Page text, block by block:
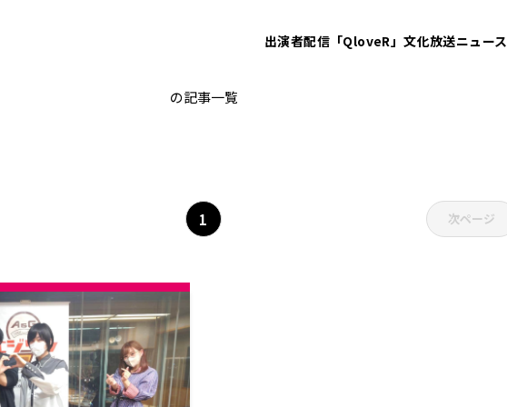
出演者配信「QloveR」文化放送ニュース
の記事一覧
1 次ページ